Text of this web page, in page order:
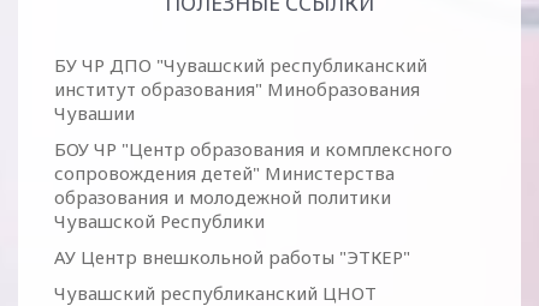
БУ ЧР ДПО "Чувашский республиканский
институт образования" Минобразования
Чувашии
БОУ ЧР "Центр образования и комплексного
сопровождения детей" Министерства
образования и молодежной политики
Чувашской Республики
АУ Центр внешкольной работы "ЭТКЕР"
Чувашский республиканский ЦНОТ